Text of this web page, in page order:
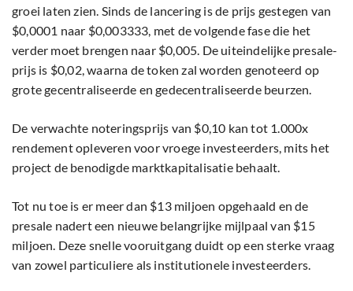
groei laten zien. Sinds de lancering is de prijs gestegen van
$0,0001 naar $0,003333, met de volgende fase die het
verder moet brengen naar $0,005. De uiteindelijke presale-
prijs is $0,02, waarna de token zal worden genoteerd op
grote gecentraliseerde en gedecentraliseerde beurzen.
De verwachte noteringsprijs van $0,10 kan tot 1.000x
rendement opleveren voor vroege investeerders, mits het
project de benodigde marktkapitalisatie behaalt.
Tot nu toe is er meer dan $13 miljoen opgehaald en de
presale nadert een nieuwe belangrijke mijlpaal van $15
miljoen. Deze snelle vooruitgang duidt op een sterke vraag
van zowel particuliere als institutionele investeerders.